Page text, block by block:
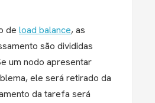
de load balance, as
são divididas
um nodo apresentar
ele será retirado da
da tarefa será